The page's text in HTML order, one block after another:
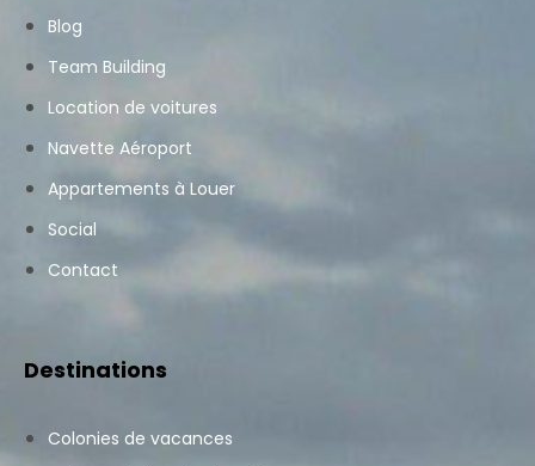
Blog
Team Building
Location de voitures
Navette Aéroport
Appartements à Louer
Social
Contact
Destinations
Colonies de vacances